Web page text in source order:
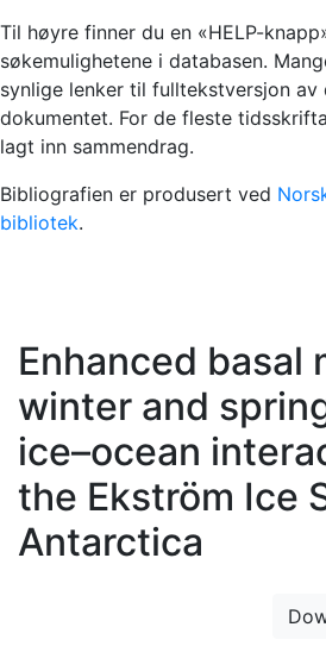
Til høyre finner du en «HELP-
søkemulighetene i databasen.
synlige lenker til fulltekstversjon av
dokumentet. For de fleste
lagt inn sammendrag.
Bibliografien er produsert ved
bibliotek.
Enhanced basal
winter and
ice–ocean
the Ekström Ice
Antarctica